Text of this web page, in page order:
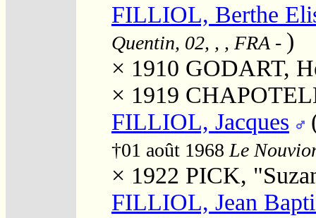
FILLIOL, Berthe
Quentin, 02, , , FRA - )
× 1910 GODART,
× 1919
FILLIOL, Jacques
†01 août 1968 Le
× 1922 PICK,
FILLIOL, Jean